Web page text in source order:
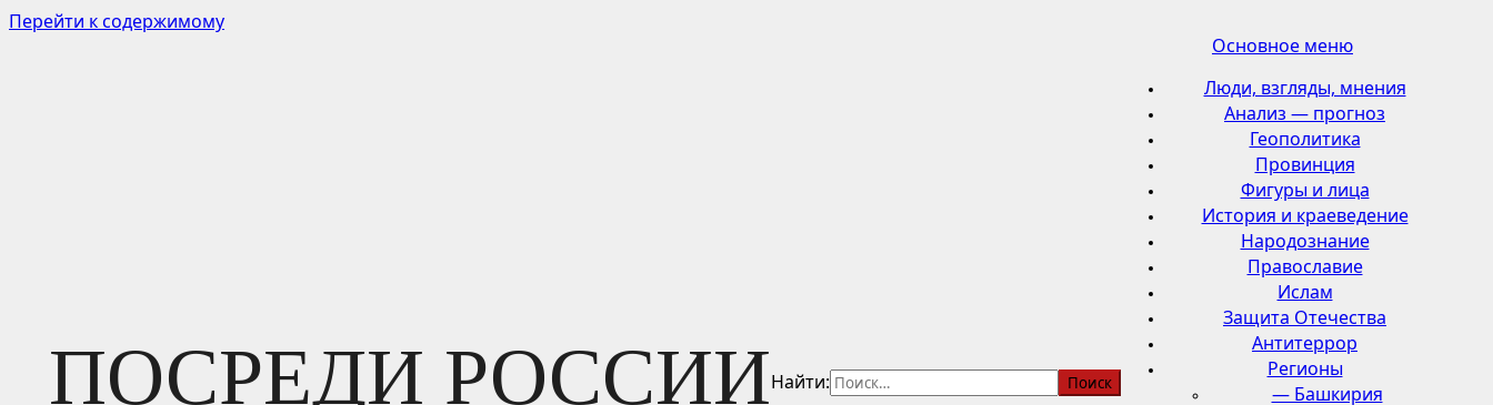
Перейти к содержимому
ПОСРЕДИ РОССИИНайти:
Основное меню
Люди, взгляды, мнения
Анализ — прогноз
Геополитика
Провинция
Фигуры и лица
История и краеведение
Народознание
Православие
Ислам
Защита Отечества
Антитеррор
Регионы
— Башкирия